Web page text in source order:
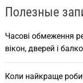
Полезные
Часові обмеження
вікон, дверей і
Коли найкраще